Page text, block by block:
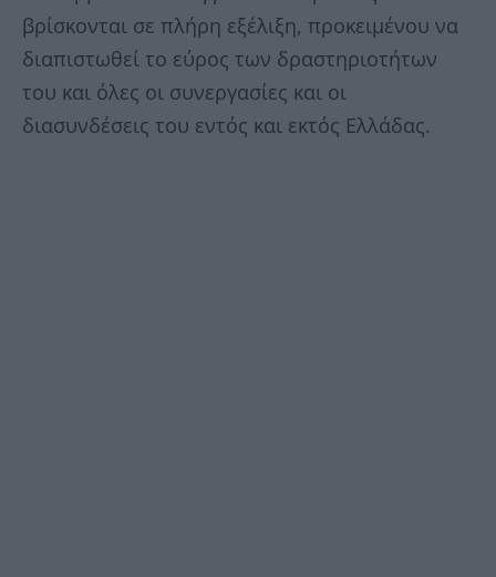
βρίσκονται σε πλήρη εξέλιξη, προκειμένου να
διαπιστωθεί το εύρος των δραστηριοτήτων
του και όλες οι συνεργασίες και οι
διασυνδέσεις του εντός και εκτός Ελλάδας.